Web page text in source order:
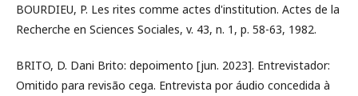
BOURDIEU, P. Les rites comme actes d'institution. Actes de la
Recherche en Sciences Sociales, v. 43, n. 1, p. 58-63, 1982.
BRITO, D. Dani Brito: depoimento [jun. 2023]. Entrevistador:
Omitido para revisão cega. Entrevista por áudio concedida à